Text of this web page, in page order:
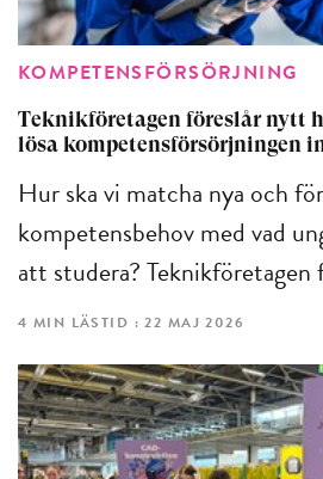
KOMPETENSFÖRSÖRJNING
Teknikföretagen föreslår nytt
lösa kompetensförsörjningen
Hur ska vi matcha nya och
kompetensbehov med vad
att studera? Teknikföretagen
4 MIN LÄSTID : 22 MAJ 2026